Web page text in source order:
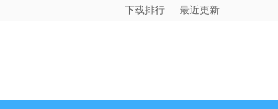
最近更新
下载排行